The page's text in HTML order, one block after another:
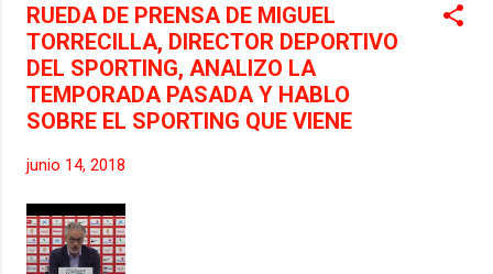
RUEDA DE PRENSA DE MIGUEL
TORRECILLA, DIRECTOR DEPORTIVO
DEL SPORTING, ANALIZO LA
TEMPORADA PASADA Y HABLO
SOBRE EL SPORTING QUE VIENE
junio 14, 2018